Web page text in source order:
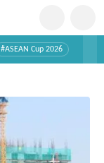
#ASEAN Cup 2026